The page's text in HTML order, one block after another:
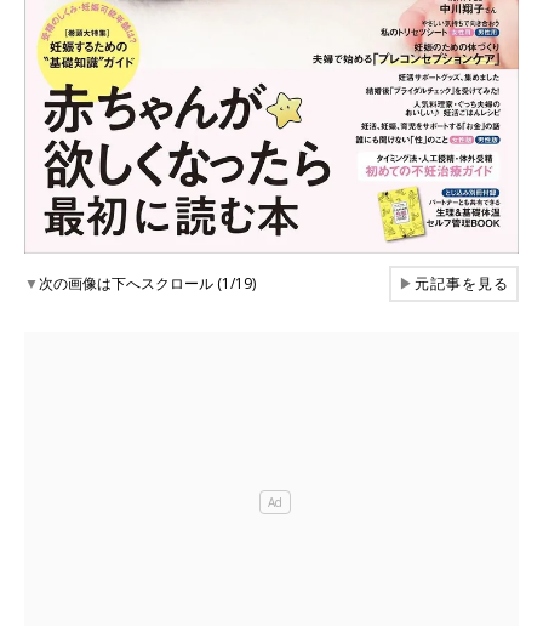
▼次の画像は下へスクロール (1/19) ▶元記事を見る